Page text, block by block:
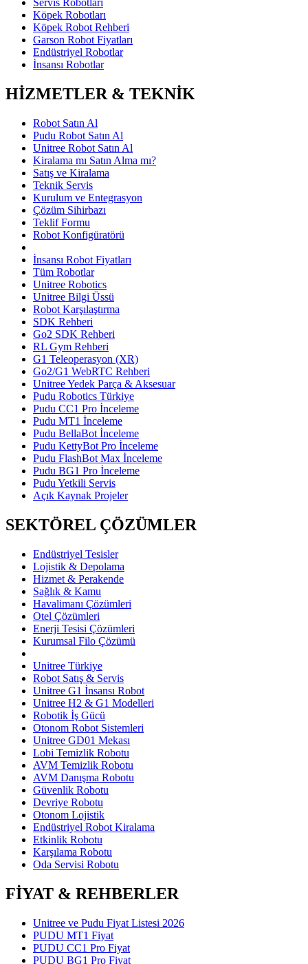
Servis Robotları
Köpek Robotları
Köpek Robot Rehberi
Garson Robot Fiyatları
Endüstriyel Robotlar
İnsansı Robotlar
HİZMETLER & TEKNİK
Robot Satın Al
Pudu Robot Satın Al
Unitree Robot Satın Al
Kiralama mı Satın Alma mı?
Satış ve Kiralama
Teknik Servis
Kurulum ve Entegrasyon
Çözüm Sihirbazı
Teklif Formu
Robot Konfigüratörü
İnsansı Robot Fiyatları
Tüm Robotlar
Unitree Robotics
Unitree Bilgi Üssü
Robot Karşılaştırma
SDK Rehberi
Go2 SDK Rehberi
RL Gym Rehberi
G1 Teleoperasyon (XR)
Go2/G1 WebRTC Rehberi
Unitree Yedek Parça & Aksesuar
Pudu Robotics Türkiye
Pudu CC1 Pro İnceleme
Pudu MT1 İnceleme
Pudu BellaBot İnceleme
Pudu KettyBot Pro İnceleme
Pudu FlashBot Max İnceleme
Pudu BG1 Pro İnceleme
Pudu Yetkili Servis
Açık Kaynak Projeler
SEKTÖREL ÇÖZÜMLER
Endüstriyel Tesisler
Lojistik & Depolama
Hizmet & Perakende
Sağlık & Kamu
Havalimanı Çözümleri
Otel Çözümleri
Enerji Tesisi Çözümleri
Kurumsal Filo Çözümü
Unitree Türkiye
Robot Satış & Servis
Unitree G1 İnsansı Robot
Unitree H2 & G1 Modelleri
Robotik İş Gücü
Otonom Robot Sistemleri
Unitree GD01 Mekası
Lobi Temizlik Robotu
AVM Temizlik Robotu
AVM Danışma Robotu
Güvenlik Robotu
Devriye Robotu
Otonom Lojistik
Endüstriyel Robot Kiralama
Etkinlik Robotu
Karşılama Robotu
Oda Servisi Robotu
FİYAT & REHBERLER
Unitree ve Pudu Fiyat Listesi 2026
PUDU MT1 Fiyat
PUDU CC1 Pro Fiyat
PUDU BG1 Pro Fiyat